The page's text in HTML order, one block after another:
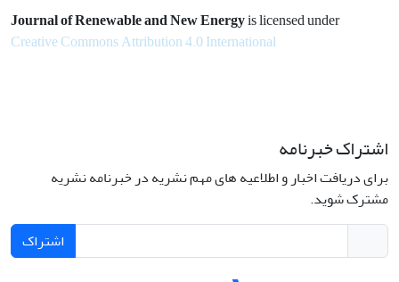
Journal of Renewable and New Energyis licensed under
Creative Commons Attribution 4.0 International
اشتراک خبرنامه
برای دریافت اخبار و اطلاعیه های مهم نشریه در خبرنامه نشریه
مشترک شوید.
اشتراک